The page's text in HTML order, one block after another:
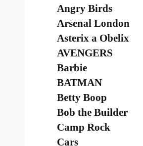
Angry Birds
Arsenal London
Asterix a Obelix
AVENGERS
Barbie
BATMAN
Betty Boop
Bob the Builder
Camp Rock
Cars